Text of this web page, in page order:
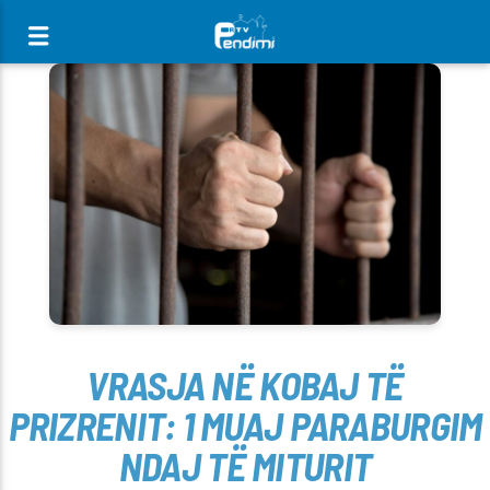
[There are no radio stations in the database]
VRASJA NË KOBAJ TË
PRIZRENIT: 1 MUAJ PARABURGIM
NDAJ TË MITURIT